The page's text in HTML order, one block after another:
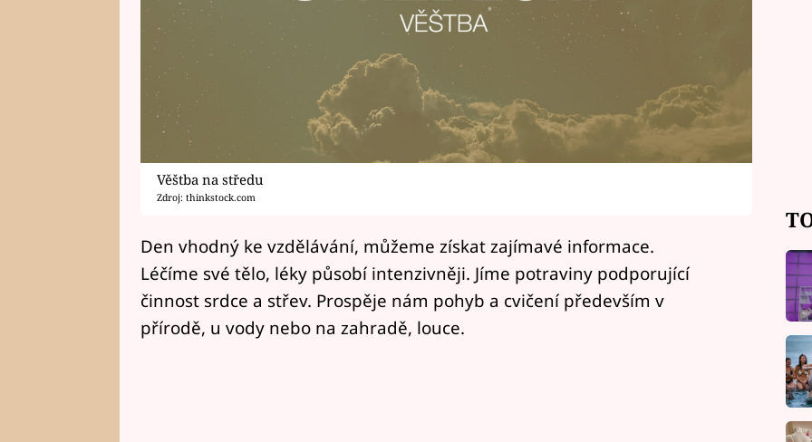
Věštba na středu
Zdroj: thinkstock.com
Den vhodný ke vzdělávání, můžeme získat zajímavé informace.
Léčíme své tělo, léky působí intenzivněji. Jíme potraviny podporující
činnost srdce a střev. Prospěje nám pohyb a cvičení především v
přírodě, u vody nebo na zahradě, louce.